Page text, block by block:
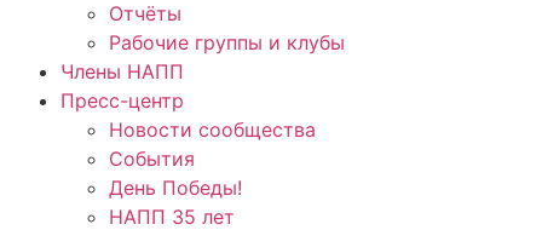
Отчёты
Рабочие группы и клубы
Члены НАПП
Пресс-центр
Новости сообщества
События
День Победы!
НАПП 35 лет